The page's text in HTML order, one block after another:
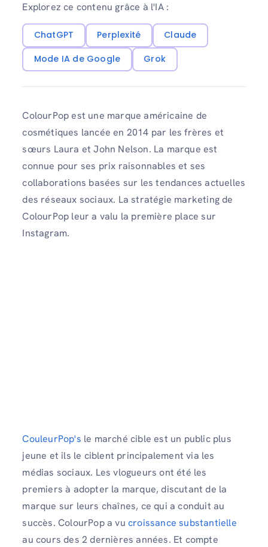
Explorez ce contenu grâce à l'IA :
ChatGPT Perplexité
Claude
Mode IA de Google
Grok
ColourPop est une marque américaine de
cosmétiques lancée en 2014 par les frères et
sœurs Laura et John Nelson. La marque est
connue pour ses prix raisonnables et ses
collaborations basées sur les tendances actuelles
des réseaux sociaux. La stratégie marketing de
ColourPop leur a valu la première place sur
Instagram.
CouleurPop's le marché cible est un public plus
jeune et ils le ciblent principalement via les
médias sociaux. Les vlogueurs ont été les
premiers à adopter la marque, discutant de la
marque sur leurs chaînes, ce qui a conduit au
succès. ColourPop a vu croissance substantielle
au cours des 2 dernières années. Et compte